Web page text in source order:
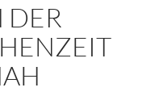
DER